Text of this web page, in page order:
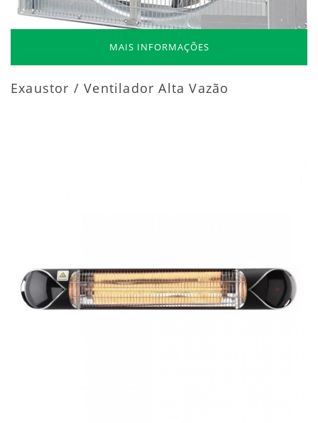
MAIS INFORMAÇÕES
Exaustor / Ventilador Alta Vazão